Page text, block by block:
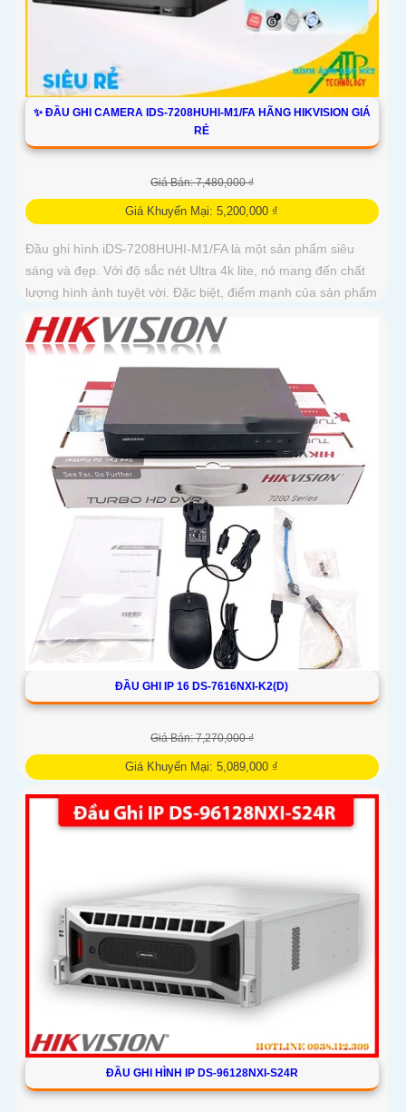
✨ ĐẦU GHI CAMERA IDS-7208HUHI-M1/FA HÃNG HIKVISION GIÁ
RẺ
Giá Bán: 7,480,000 ₫
Giá Khuyến Mại: 5,200,000 ₫
Đầu ghi hình iDS-7208HUHI-M1/FA là một sản phẩm siêu
sáng và đẹp. Với độ sắc nét Ultra 4k lite, nó mang đến chất
lượng hình ảnh tuyệt vời. Đặc biệt, điểm mạnh của sản phẩm
này...
ĐẦU GHI IP 16 DS-7616NXI-K2(D)
Giá Bán: 7,270,000 ₫
Giá Khuyến Mại: 5,089,000 ₫
Đầu ghi IP 16 kênh DS-7616NXI-K2(D) cho hình ảnh sắc nét
tới 12MP, băng thông 160Mbps. Hỗ trợ chuẩn nén H.265+,
ĐẦU GHI HÌNH IP DS-96128NXI-S24R